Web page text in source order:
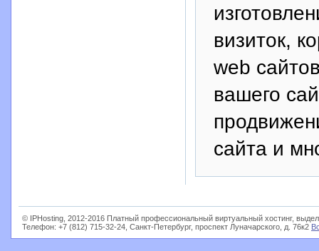
визиток,
web
вашего
сайта и
© IPHosting, 2012-2016 Платный профессиональный виртуальный хостинг,
Телефон: +7 (812) 715-32-24, Санкт-Петербург, проспект Луначарского, д. 76к2